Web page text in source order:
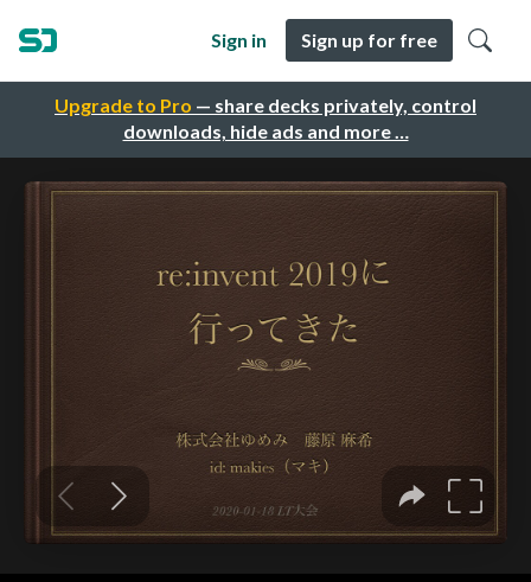
Upgrade to Pro — share decks privately, control
downloads, hide ads and more …
Sign in Sign up for free